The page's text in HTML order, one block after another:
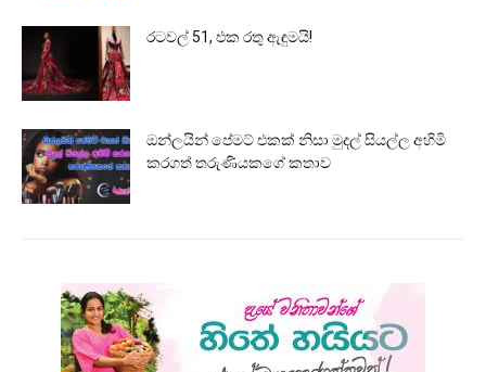
රටවල් 51, එක රතු ඇඳුමයි!
ඔන්ලයින් පේමට් එකක් නිසා මුදල් සියල්ල අහිමි
කරගත් තරුණියකගේ කතාව